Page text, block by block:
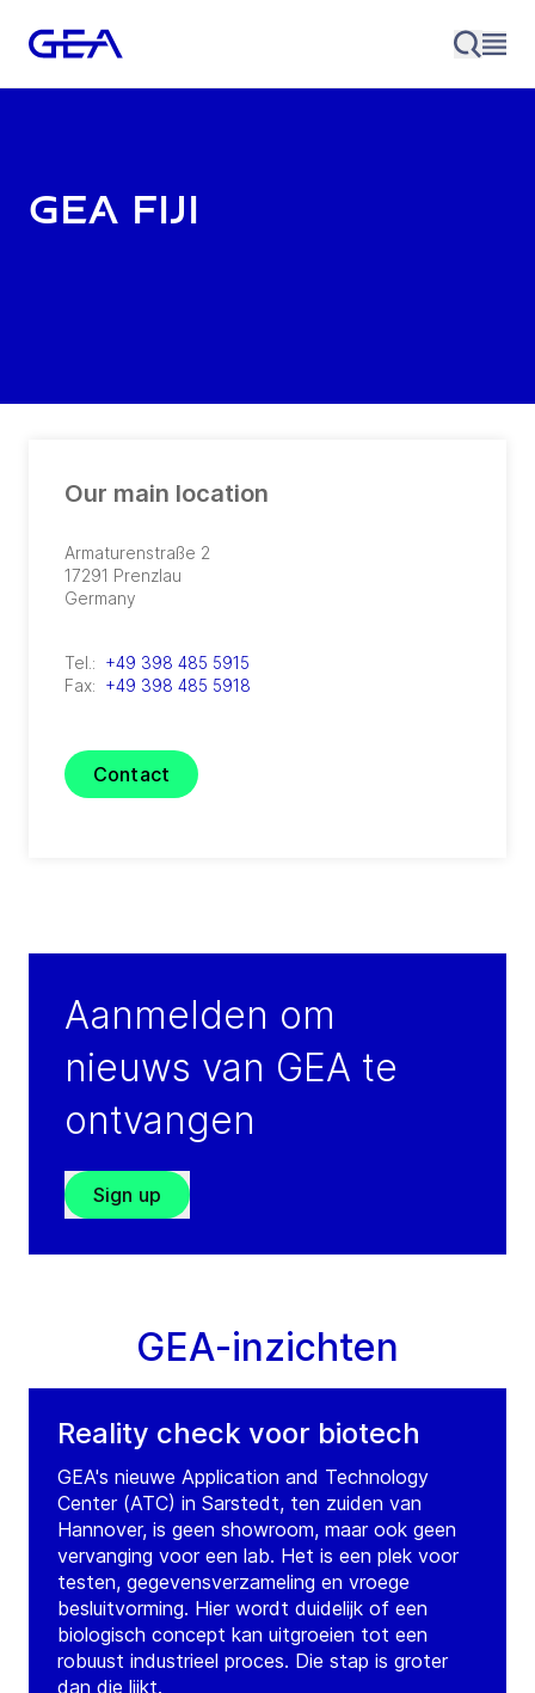
GEA Fiji
Our main location
Armaturenstraße 2
17291 Prenzlau
Germany
Tel.: +49 398 485 5915
Fax: +49 398 485 5918
Contact
Aanmelden om
nieuws van GEA te
ontvangen
Sign up
GEA-inzichten
Reality check voor biotech
GEA's nieuwe Application and Technology
Center (ATC) in Sarstedt, ten zuiden van
Hannover, is geen showroom, maar ook geen
vervanging voor een lab. Het is een plek voor
testen, gegevensverzameling en vroege
besluitvorming. Hier wordt duidelijk of een
biologisch concept kan uitgroeien tot een
robuust industrieel proces. Die stap is groter
dan die lijkt.